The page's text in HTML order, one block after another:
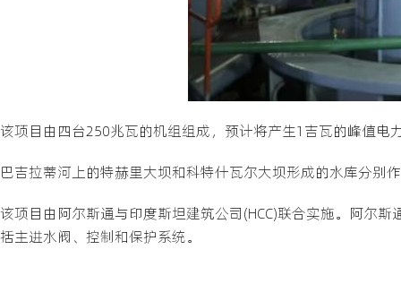
该项目由四台250兆瓦的机组组成，预计将产生1吉瓦的峰值电
巴吉拉蒂河上的特赫里大坝和科特什瓦尔大坝形成的水库分别
该项目由阿尔斯通与印度斯坦建筑公司(HCC)联合实施。阿尔
括主进水阀、控制和保护系统。